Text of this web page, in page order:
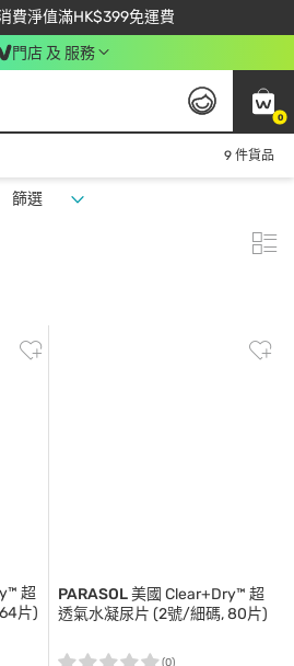
費淨值滿HK$399免運費
易賞錢會員盡享獨家優惠
滿$450 輸入 NEWAPP 即減$50
門店 及 服務
0
9 件貨品
篩選
超
片)
PARASOL美國 Clear+Dry™ 超
透氣水凝尿片 (2號/細碼, 80片)
(0)